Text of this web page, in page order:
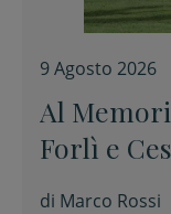
9 Agosto 2026
Al
Forlì e
di Marco Rossi